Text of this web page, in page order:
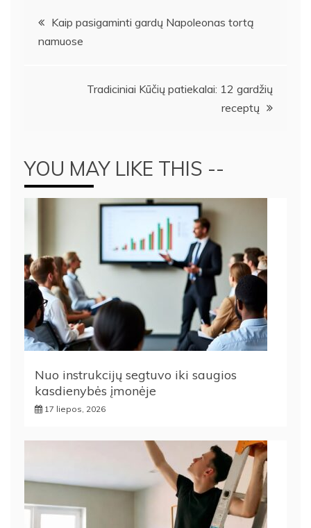
Navigacija
tarp
Kaip pasigaminti gardų Napoleonas tortą
namuose
Tradiciniai Kūčių patiekalai: 12 gardžių
receptų
YOU MAY LIKE THIS --
Nuo instrukcijų segtuvo iki saugios
kasdienybės įmonėje
17 liepos, 2026